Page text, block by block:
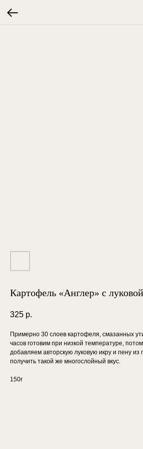
Картофель «Англер» с
325 р.
Примерно 30 слоев картофеля, смазанных
часов готовим при низкой температуре,
добавляем авторскую луковую икру и пену из
получить такой же многослойный вкус.
150г